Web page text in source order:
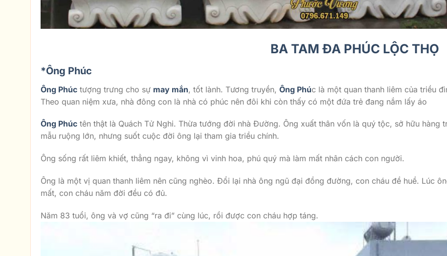
BA TAM ĐA PHÚC LỘC THỌ
*Ông Phúc
Ông Phúc tượng trưng cho sự may mắn, tốt lành. Tương truyền, Ông Phúc là một quan thanh liêm của triều
Theo quan niệm xưa, nhà đông con là nhà có phúc nên đôi khi còn thấy có một đứa trẻ đang nắm lấy áo
Ông Phúc tên thật là Quách Tử Nghi. Thừa tướng đời nhà Đường. Ông xuất thân vốn là quý tộc, sở hữu hàng
mẫu ruộng lớn, nhưng suốt cuộc đời ông lại tham gia triều chính.
Ông sống rất liêm khiết, thẳng ngay, không vì vinh hoa, phú quý mà làm mất nhân cách con người.
Ông là một vị quan thanh liêm nên cũng nghèo. Đổi lại nhà ông ngũ đại đồng đường, con cháu đề huề. Lúc
mất, con cháu năm đời đều có đủ.
Năm 83 tuổi, ông và vợ cũng “ra đi” cùng lúc, rồi được con cháu hợp táng.